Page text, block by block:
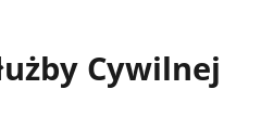
Cywilnej